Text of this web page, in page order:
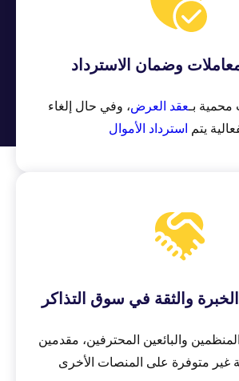
وضمان الاسترداد
محمية بـعقد العرض، وفي حال إلغاء
يتم استرداد الأموال
والبائعين المحترفين، مقدمين
غير متوفرة على المنصات الأخرى